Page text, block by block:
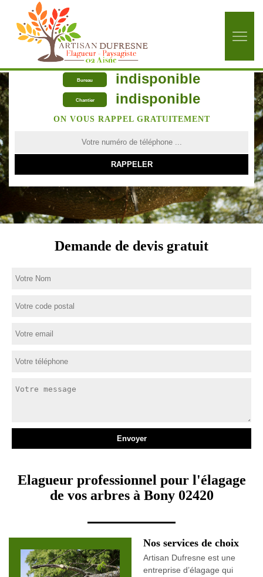
Bureau indisponible
Chantier indisponible
ON VOUS RAPPEL GRATUITEMENT
Demande de devis gratuit
Elagueur professionnel pour l'élagage
de vos arbres à Bony 02420
Nos services de choix
Artisan Dufresne est une
entreprise d’élagage qui